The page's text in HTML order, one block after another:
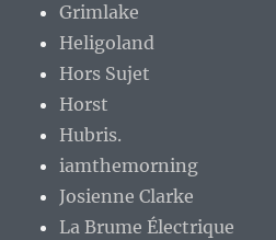
Grimlake
Heligoland
Hors Sujet
Horst
Hubris.
iamthemorning
Josienne Clarke
La Brume Électrique